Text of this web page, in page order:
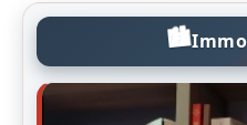
🏙️